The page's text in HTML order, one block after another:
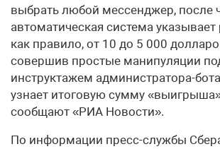
выбрать любой мессенджер, после
автоматическая система
как правило, от 10 до 5 000
совершив простые манипуляции
инструктажем администратора-
узнает итоговую сумму
сообщают «РИА Новости».
По информации пресс-службы